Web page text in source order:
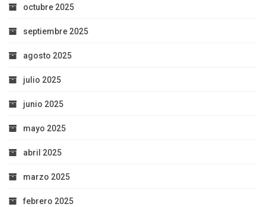
octubre 2025
septiembre 2025
agosto 2025
julio 2025
junio 2025
mayo 2025
abril 2025
marzo 2025
febrero 2025